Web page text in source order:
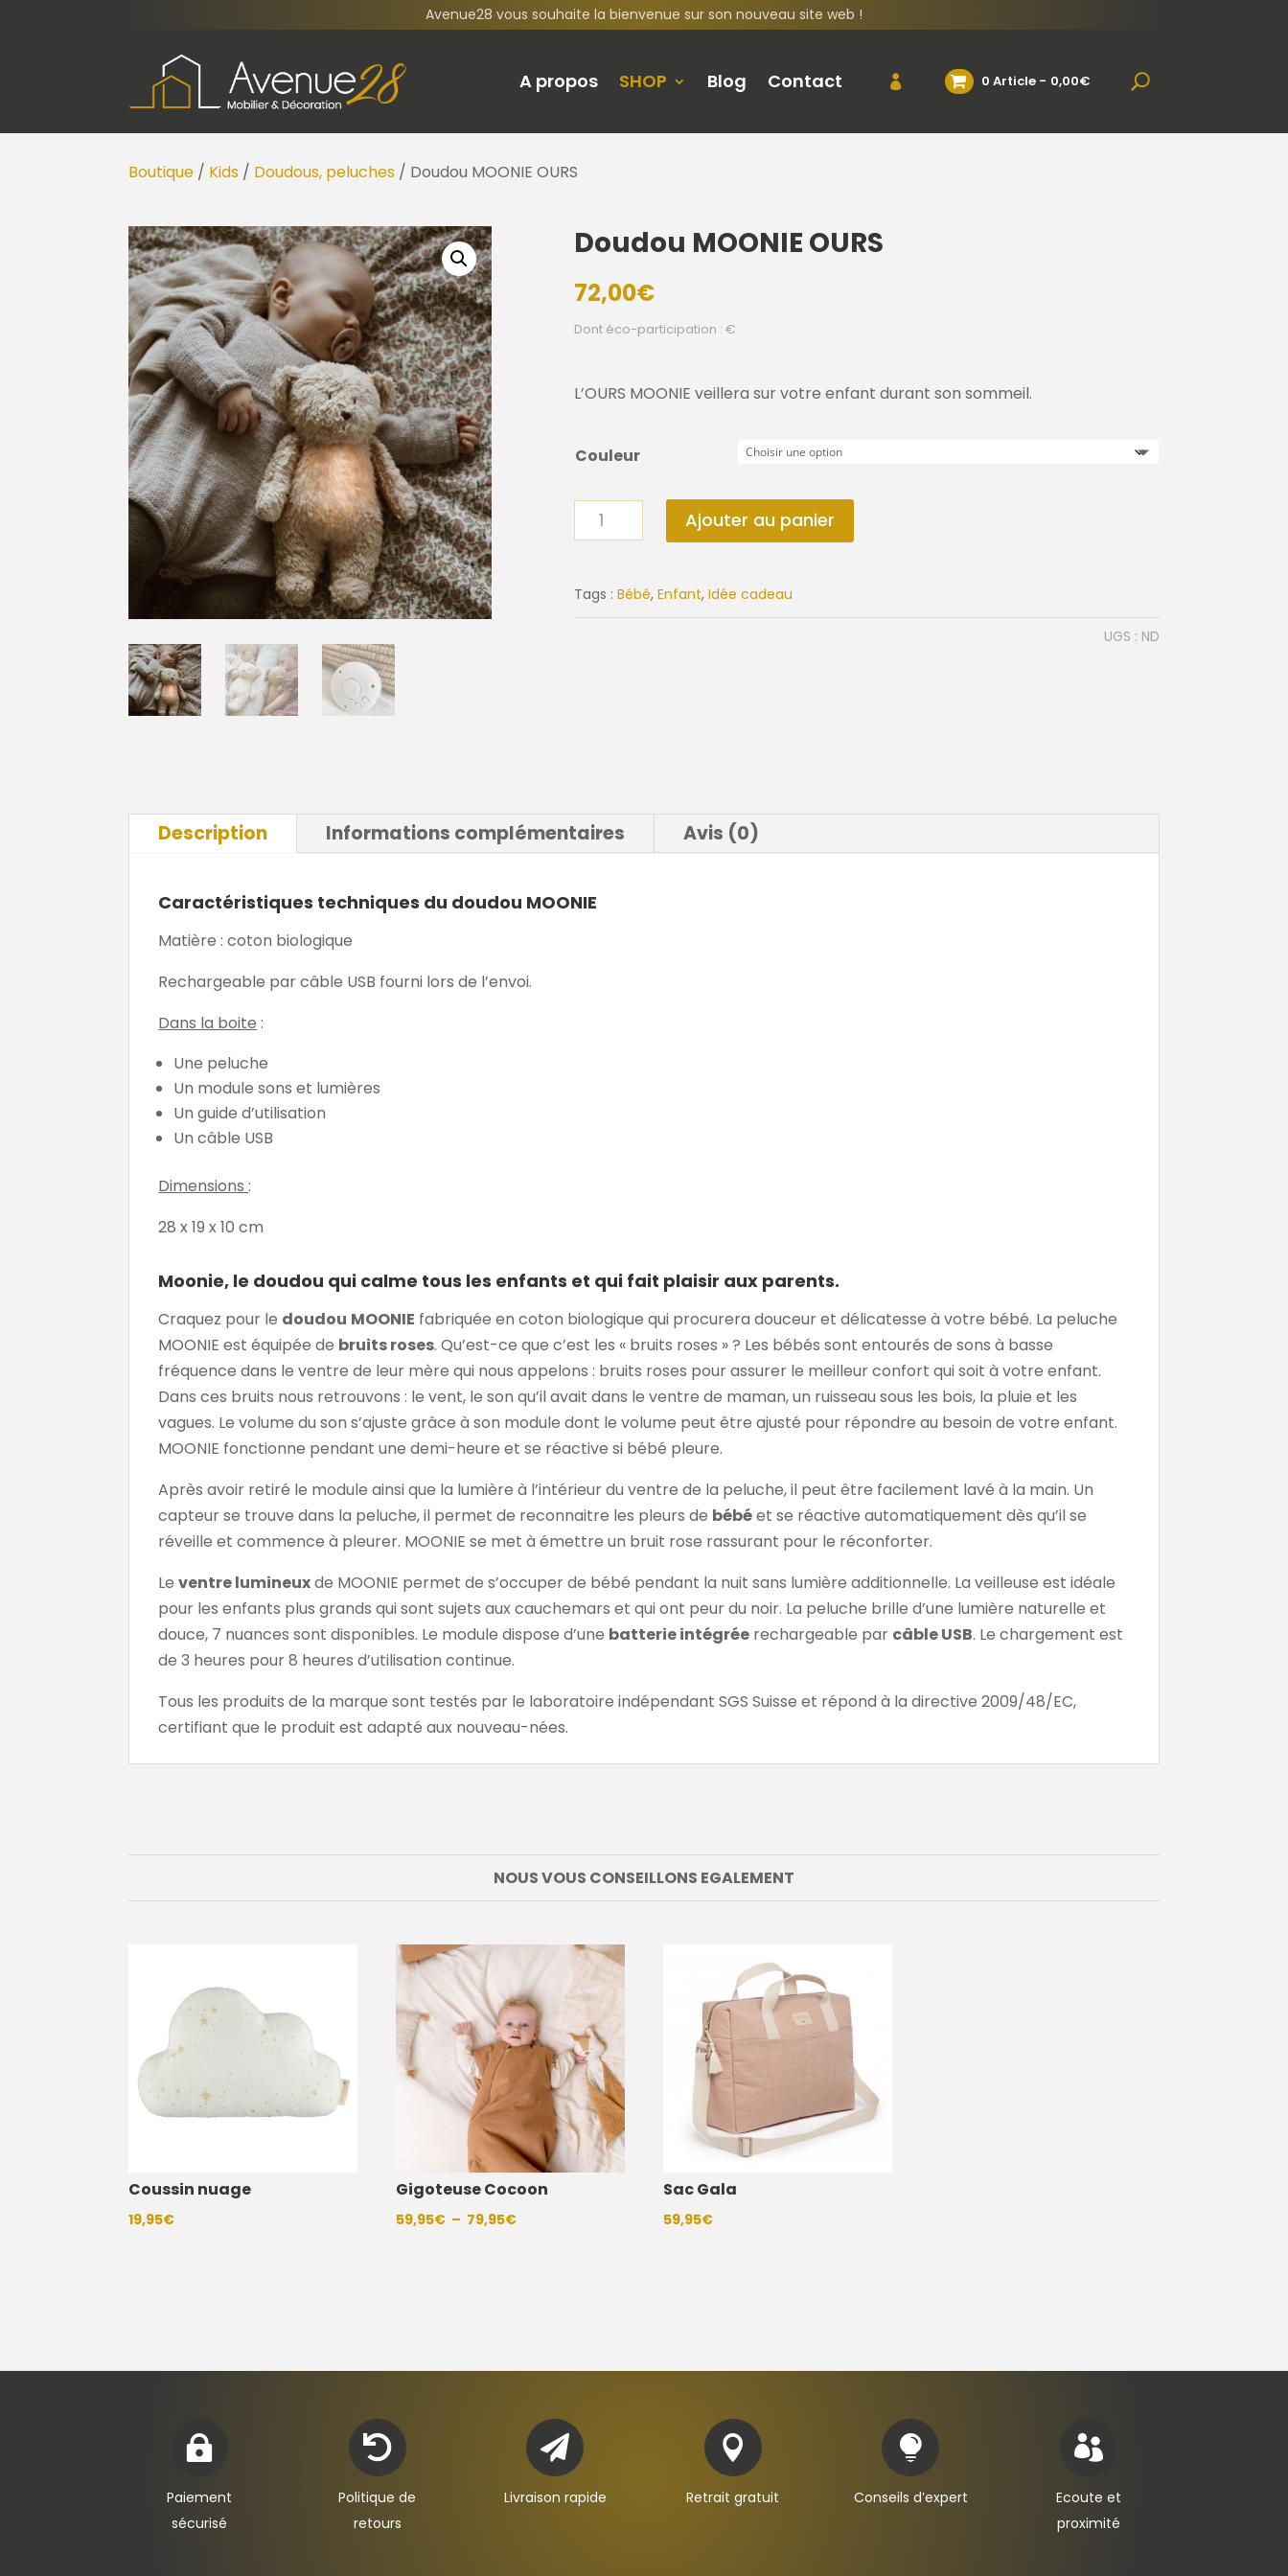
Avenue28 vous souhaite la bienvenue sur son nouveau site web !
A propos SHOP Blog Contact 0 Article 0,00€
Boutique / Kids / Doudous, peluches / Doudou MOONIE OURS
Doudou MOONIE OURS
72,00€
Dont éco-participation : €
L’OURS MOONIE veillera sur votre enfant durant son sommeil.
Couleur
quantité
de
MOONIE
OURS
Ajouter au panier
Tags : Bébé, Enfant, Idée cadeau
UGS : ND
Description Informations complémentaires Avis (0)
Caractéristiques techniques du doudou MOONIE
Matière : coton biologique
Rechargeable par câble USB fourni lors de l’envoi.
Dans la boite :
Une peluche
Un module sons et lumières
Un guide d’utilisation
Un câble USB
Dimensions:
28 x 19 x 10 cm
Moonie, le doudou qui calme tous les enfants et qui fait plaisir aux parents.
Craquez pour le doudou MOONIE fabriquée en coton biologique qui procurera douceur et délicatesse à votre bébé. La peluche
MOONIE est équipée de bruits roses. Qu’est-ce que c’est les « bruits roses » ? Les bébés sont entourés de sons à basse
fréquence dans le ventre de leur mère qui nous appelons : bruits roses pour assurer le meilleur confort qui soit à votre enfant.
Dans ces bruits nous retrouvons : le vent, le son qu’il avait dans le ventre de maman, un ruisseau sous les bois, la pluie et les
vagues. Le volume du son s’ajuste grâce à son module dont le volume peut être ajusté pour répondre au besoin de votre enfant.
MOONIE fonctionne pendant une demi-heure et se réactive si bébé pleure.
Après avoir retiré le module ainsi que la lumière à l’intérieur du ventre de la peluche, il peut être facilement lavé à la main. Un
capteur se trouve dans la peluche, il permet de reconnaitre les pleurs de bébéet se réactive automatiquement dès qu’il se
réveille et commence à pleurer. MOONIE se met à émettre un bruit rose rassurant pour le réconforter.
Leventre lumineuxde MOONIE permet de s’occuper de bébé pendant la nuit sans lumière additionnelle. La veilleuse est idéale
pour les enfants plus grands qui sont sujets aux cauchemars et qui ont peur du noir. La peluche brille d’une lumière naturelle et
douce, 7 nuances sont disponibles. Le module dispose d’une batterie intégrée rechargeable par câble USB. Le chargement est
de 3 heures pour 8 heures d’utilisation continue.
Tous les produits de la marque sont testés par le laboratoire indépendant SGS Suisse et répond à la directive 2009/48/EC,
certifiant que le produit est adapté aux nouveau-nées.
NOUS VOUS CONSEILLONS EGALEMENT
Coussin nuage
19,95€
Gigoteuse Cocoon
59,95€ – 79,95€Plage
Sac Gala
59,95€

Paiement
sécurisé

Politique de
retours

Livraison rapide

Retrait gratuit

Conseils d’expert

Ecoute et
proximité